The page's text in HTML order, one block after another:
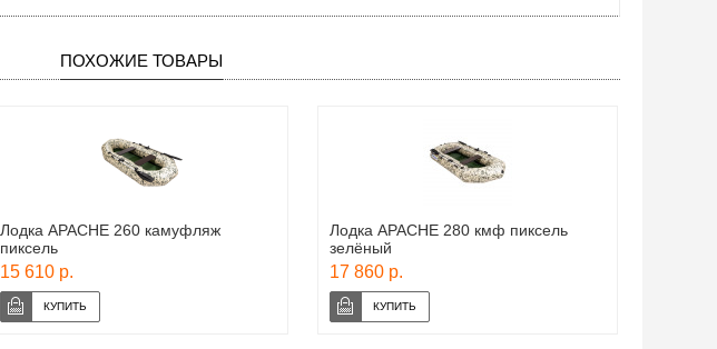
ПОХОЖИЕ ТОВАРЫ
Лодка APACHE 260 камуфляж
пиксель
15 610 р.
Лодка APACHE 280 кмф пиксель
зелёный
17 860 р.